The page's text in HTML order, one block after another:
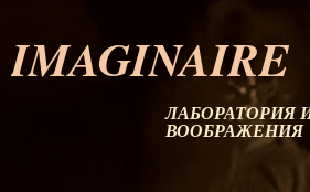
IMAGINAIRE
ЛАБОРАТОРИЯ
ВООБРАЖЕНИЯ